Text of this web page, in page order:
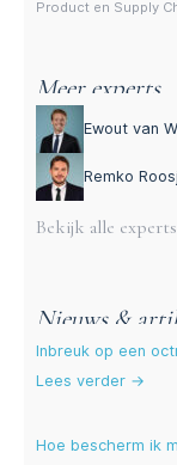
Product en Supply
Meer experts
Ewout van
Remko
Bekijk alle
Nieuws &
Inbreuk op een
Lees verder →
Hoe bescherm ik